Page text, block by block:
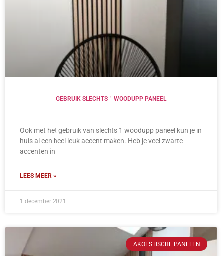
GEBRUIK SLECHTS 1 WOODUPP PANEEL
Ook met het gebruik van slechts 1 woodupp paneel kun je in
huis al een heel leuk accent maken. Heb je veel zwarte
accenten in
LEES MEER »
1 december 2021
AKOESTISCHE PANELEN